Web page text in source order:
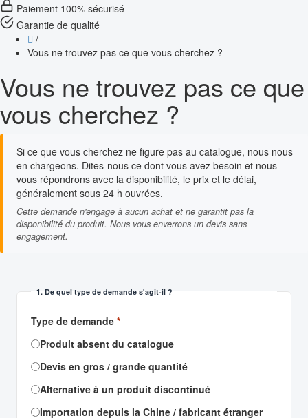
Paiement 100% sécurisé
Garantie de qualité
/
Vous ne trouvez pas ce que vous cherchez ?
Vous ne trouvez pas ce que
vous cherchez ?
Si ce que vous cherchez ne figure pas au catalogue, nous nous
en chargeons. Dites-nous ce dont vous avez besoin et nous
vous répondrons avec la disponibilité, le prix et le délai,
généralement sous 24 h ouvrées.
Cette demande n'engage à aucun achat et ne garantit pas la
disponibilité du produit. Nous vous enverrons un devis sans
engagement.
1. De quel type de demande s'agit-il ?
Type de demande *
Produit absent du catalogue
Devis en gros / grande quantité
Alternative à un produit discontinué
Importation depuis la Chine / fabricant étranger